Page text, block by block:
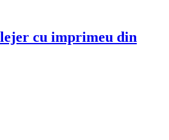
cu imprimeu din